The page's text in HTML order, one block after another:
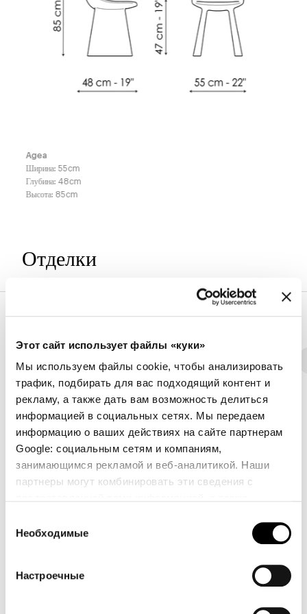
Этот сайт использует файлы «куки»
Мы используем файлы cookie, чтобы анализировать
трафик, подбирать для вас подходящий контент и
рекламу, а также дать вам возможность делиться
информацией в социальных сетях. Мы передаем
информацию о ваших действиях на сайте партнерам
Google: социальным сетям и компаниям,
занимающимся рекламой и веб-аналитикой. Наши
партнеры могут комбинировать эти сведения с
вами их сервисов.
согласия
Необходимые
Настроечные
Agea
Ширина: 55cm
Глубина: 48cm
Высота: 85cm
Отделки
Обивка
8D69 - Pastello 8D68 - Pastello 8D67 - Pastello
8D61 - Pastello